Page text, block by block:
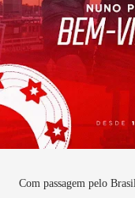
Com passagem pelo